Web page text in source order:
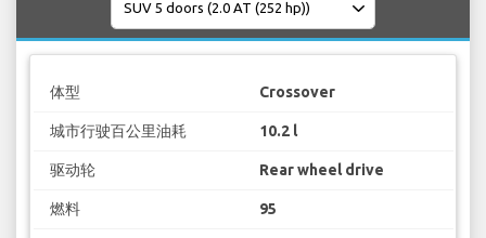
体型 Crossover
城市行驶百公里油耗 10.2 l
驱动轮 Rear wheel drive
燃料 95